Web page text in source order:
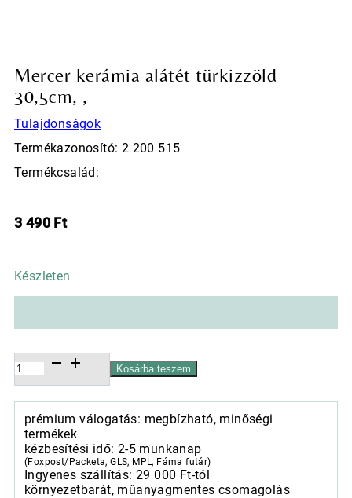
Mercer kerámia alátét türkizzöld
30,5cm, ,
Tulajdonságok
Termékazonosító: 2 200 515
Termékcsalád:
3 490 Ft
Készleten
Mercer
kerámia
alátét
türkizzöld
30,5cm,
mennyiség
Kosárba teszem
prémium válogatás: megbízható, minőségi
termékek
kézbesítési idő: 2-5 munkanap
(Foxpost/Packeta, GLS, MPL, Fáma futár)
Ingyenes szállítás: 29 000 Ft-tól
környezetbarát, műanyagmentes csomagolás